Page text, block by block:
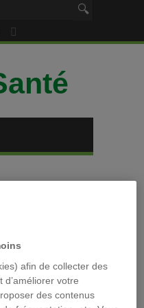
aux
: la
afin de collecter des
votre
des contenus